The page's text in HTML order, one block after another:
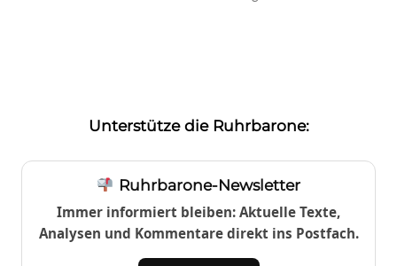
Unterstütze die Ruhrbarone:
Ruhrbarone-Newsletter
Immer informiert bleiben: Aktuelle Texte,
Analysen und Kommentare direkt ins Postfach.